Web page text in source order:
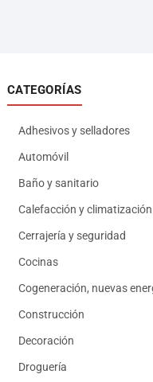
CATEGORÍAS
Adhesivos y selladores
Automóvil
Baño y sanitario
Calefacción y climatización
Cerrajería y seguridad
Cocinas
Cogeneración, nuevas
Construcción
Decoración
Droguería